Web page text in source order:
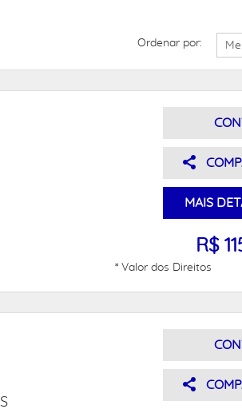
Ordenar por:
MAIS
R$
* Valor dos Direitos